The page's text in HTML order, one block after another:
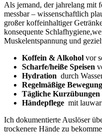
Als jemand, der ​jahrelang mit
messbar – wissenschaftlich
großer koffeinhaltiger
konsequente‌
Muskelentspannung und
Koffein & Alkohol vor‌
Scharfe/heiße Speisen
Hydration
durch
Regelmäßige Bewegung
Tägliche Kurzübungen
Händepflege
mit
Ich⁣ dokumentierte ‌Auslöser
trockenere Hände zu⁢